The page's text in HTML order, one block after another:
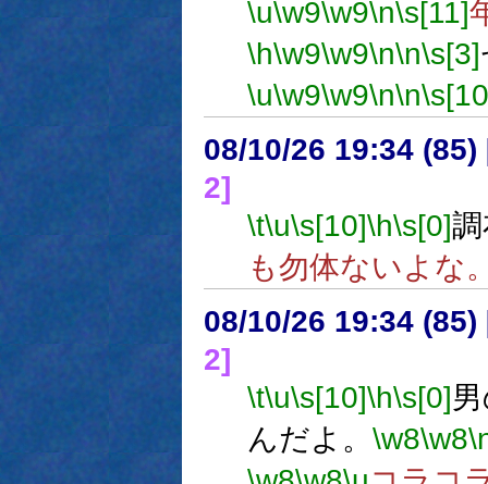
\u\w9\w9\n\s[11]
\h\w9\w9\n\n\s[3]
\u\w9\w9\n\n
08/10/26 19:34 (85)
2]
\t\u\s[10]\h\s[0]
も勿体ないよな
08/10/26 19:34 (85)
2]
\t\u\s[10]\h\s[0]
んだよ。 \w8\w8